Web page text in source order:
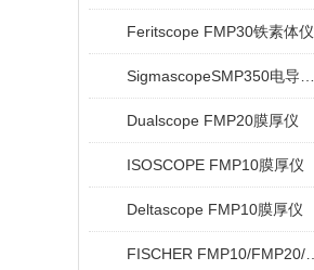
Feritscope FMP30铁素体仪
Dualscope FMP20膜厚仪
ISOSCOPE FMP10膜厚仪
Deltascope FMP10膜厚仪